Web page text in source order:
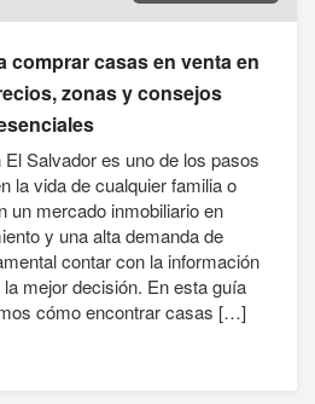
comprar casas en venta en
zonas y consejos
Salvador es uno de los pasos
la vida de cualquier familia o
un mercado inmobiliario en
y una alta demanda de
contar con la información
mejor decisión. En esta guía
cómo encontrar casas […]